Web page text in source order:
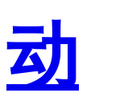
动